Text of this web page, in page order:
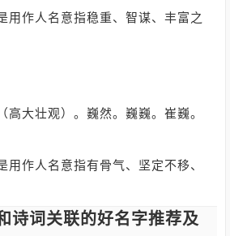
用作人名意指稳重、智谋、丰富之
高大壮观）。巍然。巍巍。崔巍。
用作人名意指有骨气、坚定不移、
诗词关联的好名字推荐及